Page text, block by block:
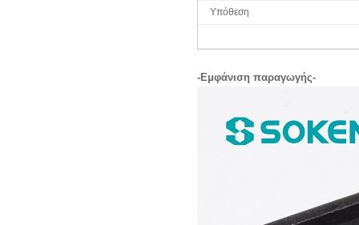
Υπόθεση
-Εμφάνιση παραγωγής-